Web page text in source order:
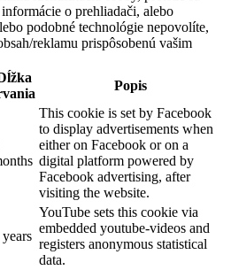
o prehliadači, alebo
podobné technológie nepovolíte,
reklamu prispôsobenú vašim
Popis
This cookie is set by Facebook
to display advertisements when
either on Facebook or on a
digital platform powered by
Facebook advertising, after
visiting the website.
years
YouTube sets this cookie via
embedded youtube-videos and
registers anonymous statistical
data.